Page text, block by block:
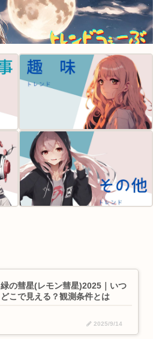
緑の彗星(レモン彗星)2025｜いつ
どこで見える？観測条件とは
2025/9/14